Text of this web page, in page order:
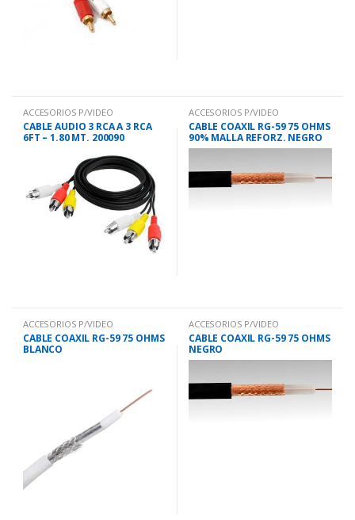
ACCESORIOS P/VIDEO
CABLE AUDIO 3 RCA A 3 RCA
6FT – 1.80 MT. 200090
ACCESORIOS P/VIDEO
CABLE COAXIL RG-59 75 OHMS
90% MALLA REFORZ. NEGRO
ACCESORIOS P/VIDEO
CABLE COAXIL RG-59 75 OHMS
BLANCO
ACCESORIOS P/VIDEO
CABLE COAXIL RG-59 75 OHMS
NEGRO